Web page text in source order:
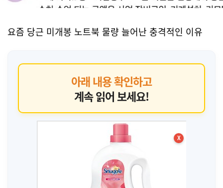
요즘 당근 미개봉 노트북 물량 늘어난 충격적인 이유
아래 내용 확인하고
계속 읽어 보세요!
X